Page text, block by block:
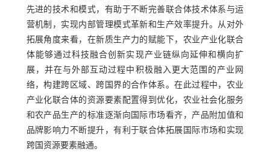
先进的技术和模式，有助于不断完善联合体技术体系与运
营机制，实现内部管理模式革新和生产效率提升。从对外
拓展角度来看，在新质生产力的赋能下，农业产业化联合
体能够通过科技融合创新实现产业链纵向延伸和横向扩
展，并在与外部互动过程中积极融入更大范围的产业网
络，构建跨区域、跨国界的合作体系。在此过程中，农业
产业化联合体的资源要素配置得到优化，农业社会化服务
和农产品生产的标准逐渐向国际市场看齐，产品附加值和
品牌影响力不断提升，有利于联合体拓展国际市场和实现
跨国资源要素融通。